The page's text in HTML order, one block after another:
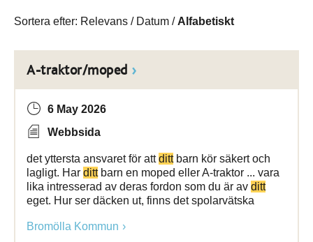
Sortera efter: Relevans / Datum / Alfabetiskt
A-traktor/moped
6 May 2026
Webbsida
det yttersta ansvaret för attdittbarn kör säkert och
lagligt. Har dittbarn en moped eller A-traktor ... vara
lika intresserad av deras fordon som du är av ditt
eget. Hur ser däcken ut, finns det spolarvätska
Bromölla Kommun